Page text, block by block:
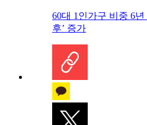
60대 1인가구 비중 6년
후’ 증가